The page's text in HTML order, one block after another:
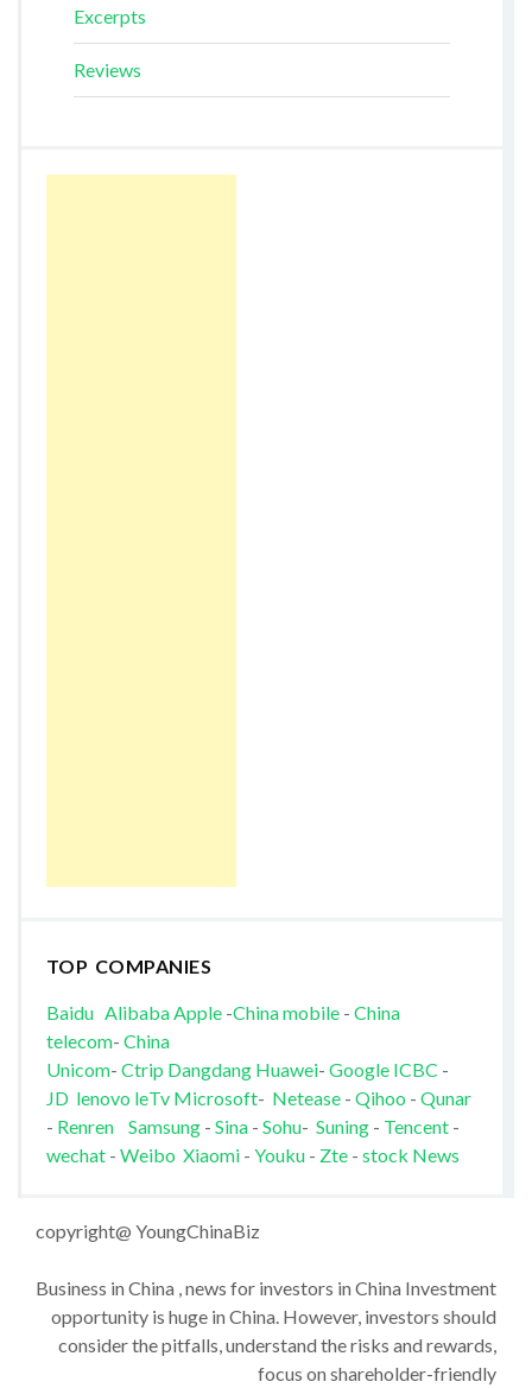
Excerpts
Reviews
TOP COMPANIES
Baidu AlibabaApple-China mobile- China
telecom- China
Unicom- Ctrip Dangdang Huawei- Google ICBC -
JD lenovo leTv Microsoft- Netease- Qihoo - Qunar
- Renren Samsung- Sina- Sohu- Suning- Tencent-
wechat - Weibo Xiaomi- Youku - Zte- stock News
copyright@ YoungChinaBiz
Business in China , news for investors in China Investment
opportunity is huge in China. However, investors should
consider the pitfalls, understand the risks and rewards,
focus on shareholder-friendly